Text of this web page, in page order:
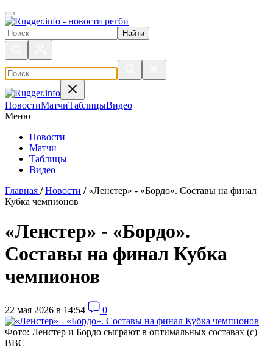
Поиск по сайту
НовостиМатчиТаблицыВидео
Меню
Новости
Матчи
Таблицы
Видео
Главная / Новости / «Ленстер» - «Бордо». Составы на финал
Кубка чемпионов
«Ленстер» - «Бордо».
Составы на финал Кубка
чемпионов
22 мая 2026 в 14:54 0
Фото: Ленстер и Бордо сыграют в оптимальных составах (с)
ВВС